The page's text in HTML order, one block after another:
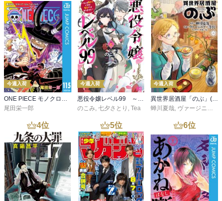
今週入荷
ONE PIECE モノクロ版 115
尾田栄一郎
今週入荷
悪役令嬢レベル99 ～私は裏ボスですが魔王ではありません～ その６
のこみ, 七夕さとり , Tea
今週入荷
異世界居酒屋「のぶ」(22)
蝉川夏哉, ヴァージニア二等兵
4位 5位 6位